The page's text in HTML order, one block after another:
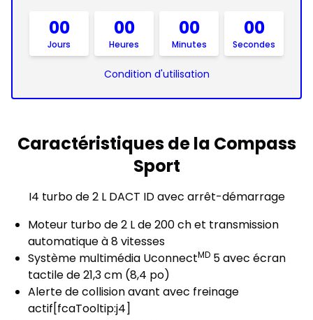
00
Jours
00
Heures
00
Minutes
00
Secondes
Condition d'utilisation
Caractéristiques de la Compass
Sport
I4 turbo de 2 L DACT ID avec arrêt-démarrage
Moteur turbo de 2 L de 200 ch et transmission
automatique à 8 vitesses
Système multimédia UconnectMD 5 avec écran
tactile de21,3 cm (8,4 po)
Alerte de collision avant avec freinage
actif[fcaTooltip:j4]